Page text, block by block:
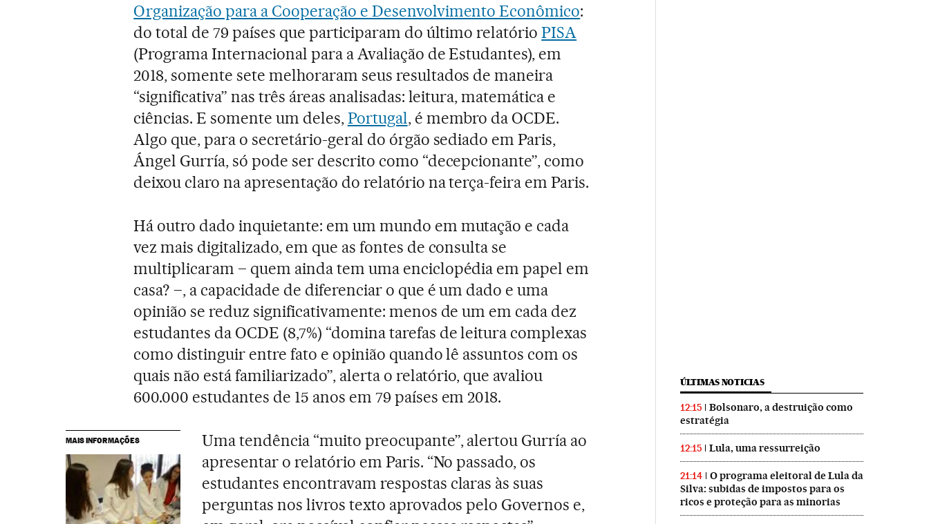
Organização para a Cooperação e Desenvolvimento Econômico:
do total de 79 países que participaram do último relatórioPISA
(Programa Internacional para a Avaliação de Estudantes), em
2018, somente sete melhoraram seus resultados de maneira
“significativa” nas três áreas analisadas: leitura, matemática e
ciências. E somente um deles,Portugal, é membro da OCDE.
Algo que, para o secretário-geral do órgão sediado em Paris,
Ángel Gurría, só pode ser descrito como “decepcionante”, como
deixou claro na apresentação do relatório na terça-feira em Paris.
Há outro dado inquietante: em um mundo em mutação e cada
vez mais digitalizado, em que as fontes de consulta se
multiplicaram – quem ainda tem uma enciclopédia em papel em
casa? –, a capacidade de diferenciar o que é um dado e uma
opinião se reduz significativamente: menos de um em cada dez
estudantes da OCDE (8,7%) “domina tarefas de leitura complexas
como distinguir entre fato e opinião quando lê assuntos com os
quais não está familiarizado”, alerta o relatório, que avaliou
600.000 estudantes de 15 anos em 79 países em 2018.
MAIS INFORMAÇÕES
Uma tendência “muito preocupante”, alertou Gurría ao
apresentar o relatório em Paris. “No passado, os
estudantes encontravam respostas claras às suas
perguntas nos livros texto aprovados pelo Governos e,
ÚLTIMAS NOTICIAS
12:15
Bolsonaro, a destruição como
estratégia
12:15 Lula, uma ressurreição
21:14
O programa eleitoral de Lula da
Silva: subidas de impostos para os
ricos e proteção para as minorias